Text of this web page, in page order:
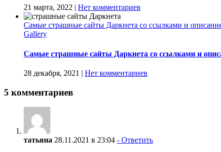
21 марта, 2022 | Нет комментариев
Самые страшные сайты Даркнета со ссылками и
Gallery
Самые страшные сайты Даркнета со ссылками и
28 декабря, 2021 | Нет комментариев
5 комментариев
татьяна 28.11.2021 в 23:04 - Ответить